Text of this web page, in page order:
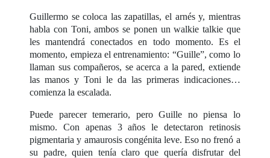
Guillermo se coloca las zapatillas, el arnés y, mientras
habla con Toni, ambos se ponen un walkie talkie que
les mantendrá conectados en todo momento. Es el
momento, empieza el entrenamiento: “Guille”, como lo
llaman sus compañeros, se acerca a la pared, extiende
las manos y Toni le da las primeras indicaciones…
comienza la escalada.
Puede parecer temerario, pero Guille no piensa lo
mismo. Con apenas 3 años le detectaron retinosis
pigmentaria y amaurosis congénita leve. Eso no frenó a
su padre, quien tenía claro que quería disfrutar del